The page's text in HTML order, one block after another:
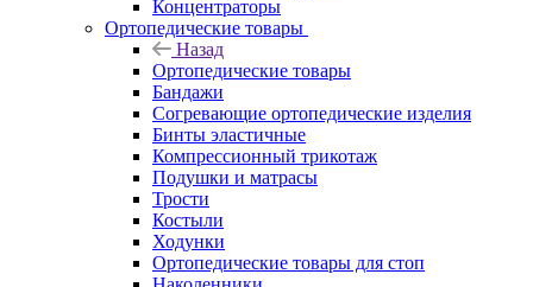
Концентраторы
Ортопедические товары
Назад
Ортопедические товары
Бандажи
Согревающие ортопедические изделия
Бинты эластичные
Компрессионный трикотаж
Подушки и матрасы
Трости
Костыли
Ходунки
Ортопедические товары для стоп